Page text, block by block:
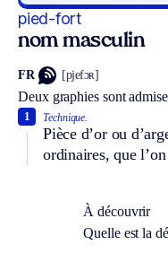
pied-fort
nom masculin
FR [pjefɔʀ]
Deux graphies sont
Technique.
Pièce d’or ou
ordinaires, que
1
À découvrir
Quelle est la